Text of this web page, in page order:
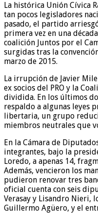
La histórica Unión Cívica
tan pocos legisladores
pasado, el partido
primera vez en una
coalición Juntos por el
surgidas tras la
marzo de 2015.
La irrupción de Javier
ex socios del PRO y la
dividida. En los últimos
respaldo a algunas leyes
libertaria, un grupo
miembros neutrales que
En la Cámara de
integrantes, bajo la
Loredo, a apenas 14,
Además, vencieron los
pudieron renovar tres
oficial cuenta con seis
Verasay y Lisandro Nieri,
Guillermo Agüero, y el